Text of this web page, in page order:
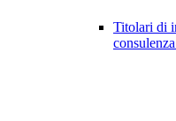
Titolari di
consulenza